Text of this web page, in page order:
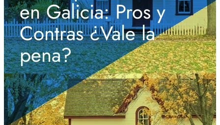
en Galicia: Pros y
Contras ¿Vale la
pena?